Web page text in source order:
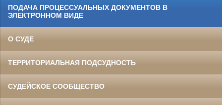
ПОДАЧА ПРОЦЕССУАЛЬНЫХ ДОКУМЕНТОВ В
ЭЛЕКТРОННОМ ВИДЕ
О СУДЕ
ТЕРРИТОРИАЛЬНАЯ ПОДСУДНОСТЬ
СУДЕЙСКОЕ СООБЩЕСТВО